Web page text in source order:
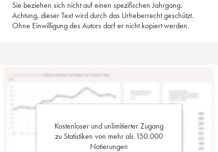
Sie beziehen sich nicht auf einen spezifischen Jahrgang.
Achtung, dieser Text wird durch das Urheberrecht geschützt.
Ohne Einwilligung des Autors darf er nicht kopiert werden.
Kostenloser und unlimitierter Zugang
zu Statistiken von mehr als 150.000
Notierungen